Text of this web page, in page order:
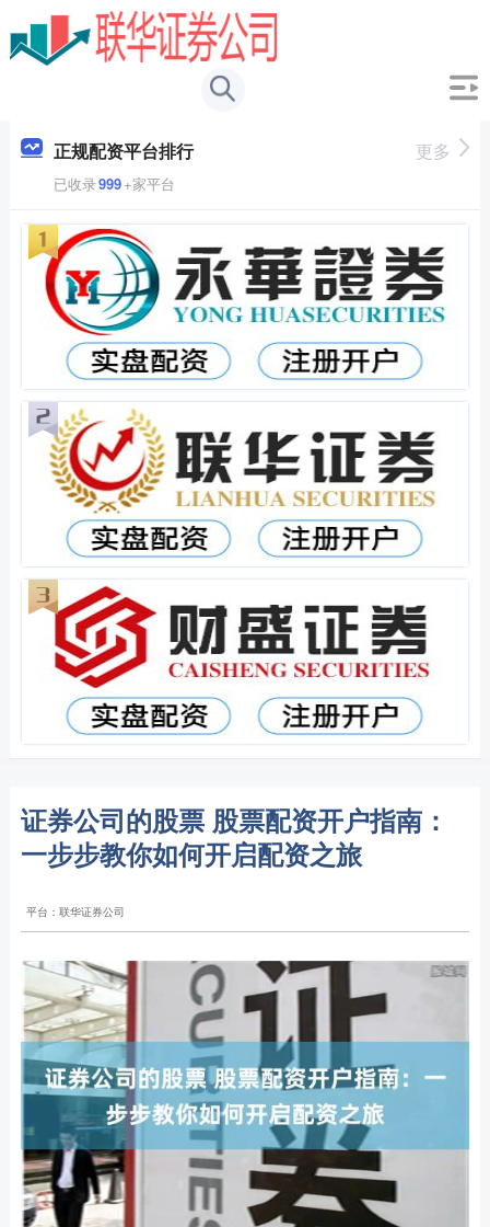
正规配资平台排行
已收录999+家平台
更多
证券公司的股票 股票配资开户指南：
一步步教你如何开启配资之旅
平台：联华证券公司